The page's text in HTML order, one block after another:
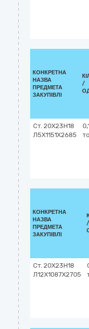
КОНКРЕТНА
НАЗВА
ПРЕДМЕТА
ЗАКУПІВЛІ
/
Ст. 20Х23Н18
Л5Х1151Х2685
КОНКРЕТНА
НАЗВА
ПРЕДМЕТА
ЗАКУПІВЛІ
/
Ст. 20Х23Н18
Л12Х1087Х2705